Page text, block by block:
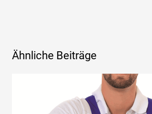
Ähnliche Beiträge